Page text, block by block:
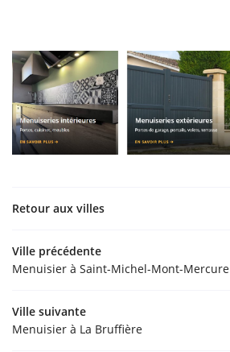
Retour aux villes
Ville précédente
Menuisier à Saint-Michel-Mont-Mercure
Ville suivante
Menuisier à La Bruffière